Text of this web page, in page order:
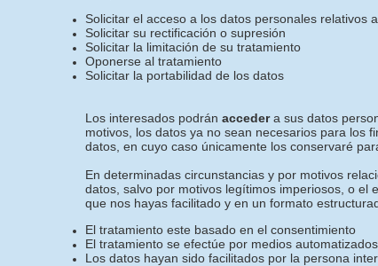
Solicitar el acceso a los datos personales relativos
Solicitar su rectificación o supresión
Solicitar la limitación de su tratamiento
Oponerse al tratamiento
Solicitar la portabilidad de los datos
Los interesados podrán accedera sus datos
motivos, los datos ya no sean necesarios para los
datos, en cuyo caso únicamente los conservaré
En determinadas circunstancias y por motivos
datos, salvo por motivos legítimos imperiosos, o el
que nos hayas facilitado y en un formato
El tratamiento este basado en el consentimiento
El tratamiento se efectúe por medios automatizados
Los datos hayan sido facilitados por la persona